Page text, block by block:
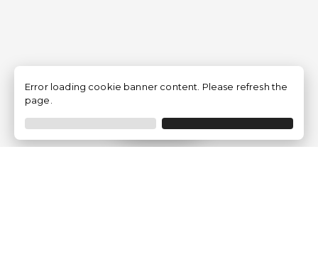
Filtro
Error loading cookie banner content. Please refresh the
page.